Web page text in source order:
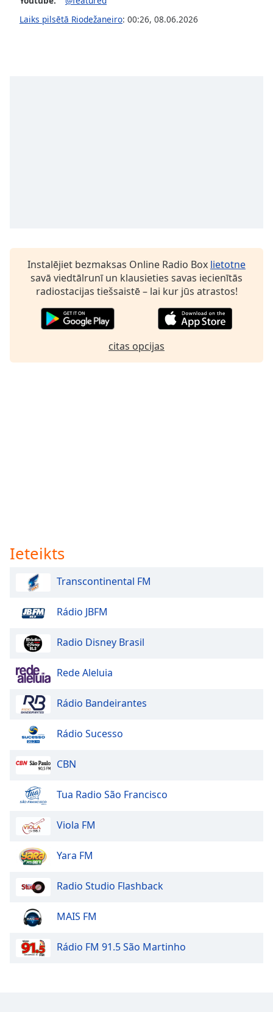
Opacity
Modal
Laiks pilsētā Riodežaneiro: 00:26, 08.06.2026
Instalējiet bezmaksas Online Radio Box lietotne
savā viedtālrunī un klausieties savas iecienītās
radiostacijas tiešsaistē – lai kur jūs atrastos!
citas opcijas
Ieteikts
Transcontinental FM
Rádio JBFM
Radio Disney Brasil
Rede Aleluia
Rádio Bandeirantes
Rádio Sucesso
CBN
Tua Radio São Francisco
Viola FM
Yara FM
Radio Studio Flashback
MAIS FM
Rádio FM 91.5 São Martinho